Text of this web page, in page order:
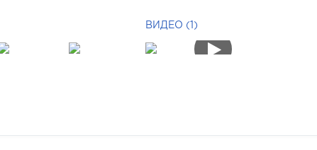
длинные
ВИДЕО (1)